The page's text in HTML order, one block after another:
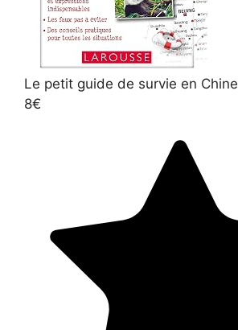
Le petit guide de survie en Chine
8€